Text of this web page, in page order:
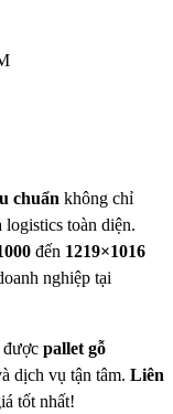
chuẩn không chỉ
toàn diện.
đến 1219×1016
nghiệp tại
được pallet gỗ
dịch vụ tận tâm. Liên
tốt nhất!